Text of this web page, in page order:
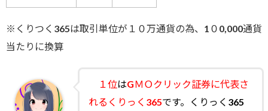
※くりつく365は取引単位が１０万通貨の為、1０0,000通貨
当たりに換算
１位はGＭＯクリック証券に代表さ
れるくりっく365です。くりっく365